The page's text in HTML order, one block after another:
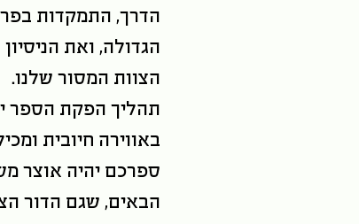
הדרך, התמקדות
הגדולה, ואת
הצוות המסור שלנו.
תהליך הפקת הספר
באווירה חיובית
ספרכם יהיה אוצר
הבאים, שגם הדור